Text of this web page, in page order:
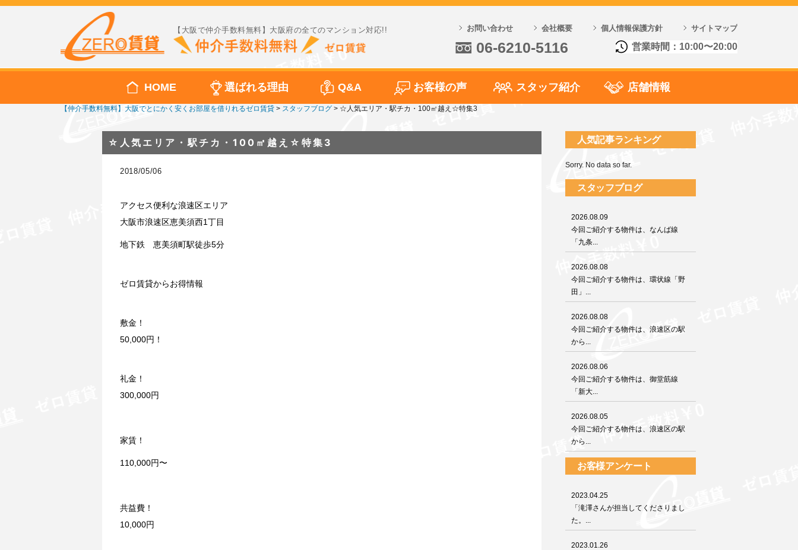
【大阪で仲介手数料無料】大阪府の全てのマンション対応!! お問い合わせ 会社概要 個人情報保護方針 サイトマップ
06-6210-5116 営業時間：10:00〜20:00
HOME 選ばれる理由 Q&A お客様の声 スタッフ紹介 店舗情報
【仲介手数料無料】大阪でとにかく安くお部屋を借りれるゼロ賃貸 > スタッフブログ > ☆人気エリア・駅チカ・100㎡越え☆特集3
☆人気エリア・駅チカ・100㎡越え☆特集3
2018/05/06
アクセス便利な浪速区エリア
大阪市浪速区恵美須西1丁目
地下鉄 恵美須町駅徒歩5分
ゼロ賃貸からお得情報
敷金！
50,000円！
礼金！
300,000円
家賃！
110,000円〜
共益費！
10,000円
人気記事ランキング
Sorry. No data so far.
スタッフブログ
2026.08.09
今回ご紹介する物件は、なんば線
「九条...
2026.08.08
今回ご紹介する物件は、環状線「野
田」...
2026.08.08
今回ご紹介する物件は、浪速区の駅
から...
2026.08.06
今回ご紹介する物件は、御堂筋線
「新大...
2026.08.05
今回ご紹介する物件は、浪速区の駅
から...
お客様アンケート
2023.04.25
「滝澤さんが担当してくださりまし
た。...
2023.01.26